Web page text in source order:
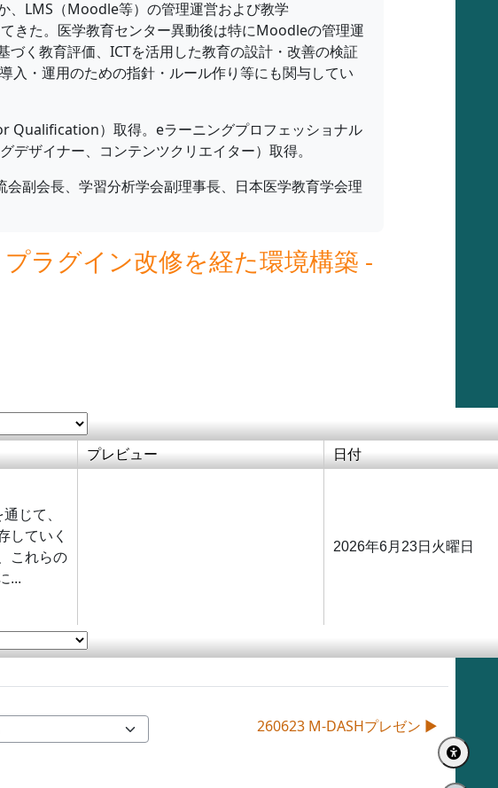
、LMS（Moodle等）の管理運営および教学
きた。医学教育センター異動後は特にMoodleの管理運
づく教育評価、ICTを活用した教育の設計・改善の検証
入・運用のための指針・ルール作り等にも関与してい
）取得。eラーニングプロフェッショナル
ザイナー、コンテンツクリエイター）取得。
副会長、学習分析学会副理事長、日本医学教育学会理
ラグイン改修を経た環境構築 -
プレビュー 日付
じて、
していく
これらの
...
2026年6月23日火曜日
260623 M-DASHプレゼン ▶︎